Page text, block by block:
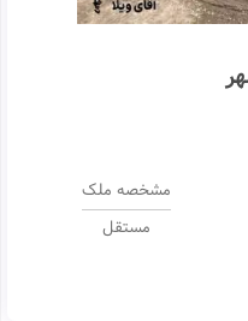
مشخصه ملک
مستقل